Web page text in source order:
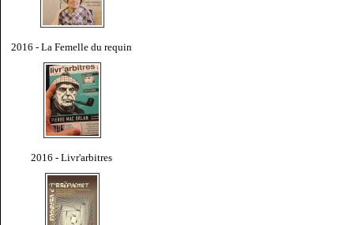
2016 - La Femelle du requin
2016 - Livr'arbitres